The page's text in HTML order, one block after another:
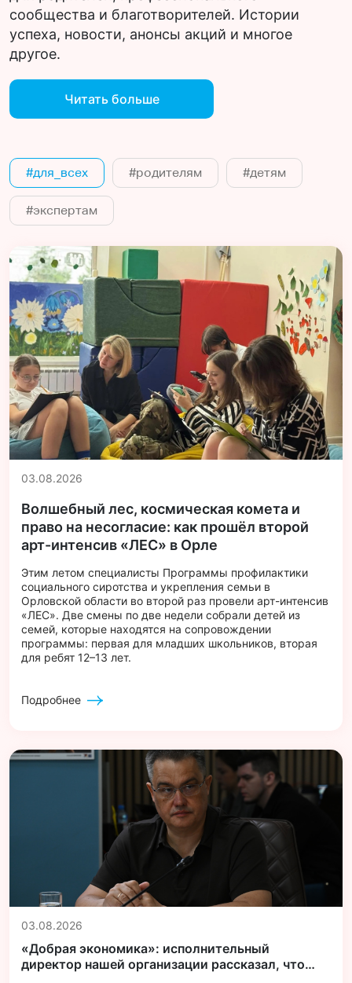
сообщества и благотворителей. Истории
успеха, новости, анонсы акций и многое
другое.
Читать больше
#для_всех #родителям #детям
#экспертам
03.08.2026
Волшебный лес, космическая комета и
право на несогласие: как прошёл второй
арт-интенсив «ЛЕС» в Орле
Этим летом специалисты Программы профилактики
социального сиротства и укрепления семьи в
Орловской области во второй раз провели арт-интенсив
«ЛЕС». Две смены по две недели собрали детей из
семей, которые находятся на сопровождении
программы: первая для младших школьников, вторая
для ребят 12–13 лет.
Подробнее
03.08.2026
«Добрая экономика»: исполнительный
директор нашей организации рассказал, что